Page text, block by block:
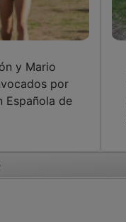
y Mario
por
Española de